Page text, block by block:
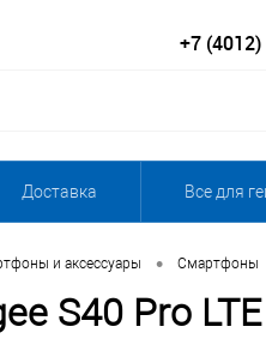
+7
Доставка Все для
и аксессуары • Смартфоны
S40 Pro